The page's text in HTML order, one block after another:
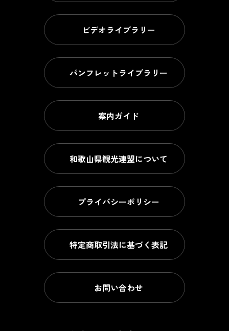
ビデオライブラリー
パンフレットライブラリー
案内ガイド
和歌山県観光連盟について
プライバシーポリシー
特定商取引法に基づく表記
お問い合わせ